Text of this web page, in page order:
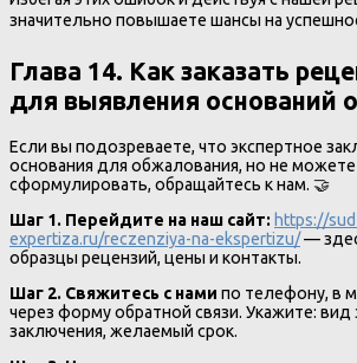
значительно повышаете шансы на
Глава 14. Как заказать
для выявления оснований
Если вы подозреваете, что экспертное
основания для обжалования, но не можете
сформулировать, обращайтесь к нам. 🤝
Шаг 1. Перейдите на наш сайт: https://
expertiza.ru/reczenziya-na-ekspertizu/—
образцы рецензий, цены и контакты.
Шаг 2. Свяжитесь с нами по телефону, в
через форму обратной связи. Укажите:
заключения, желаемый срок.